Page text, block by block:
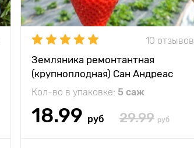
10 отзывов
Земляника ремонтантная
(крупноплодная) Сан Андреас
Кол-во в упаковке: 5 саж
18.99 руб 29.99 руб